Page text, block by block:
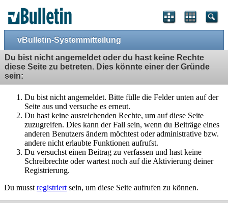
vBulletin-Systemmitteilung
Du bist nicht angemeldet oder du hast keine Rechte
diese Seite zu betreten. Dies könnte einer der Gründe
sein:
Du bist nicht angemeldet. Bitte fülle die Felder unten auf der
Seite aus und versuche es erneut.
Du hast keine ausreichenden Rechte, um auf diese Seite
zuzugreifen. Dies kann der Fall sein, wenn du Beiträge eines
anderen Benutzers ändern möchtest oder administrative bzw.
andere nicht erlaubte Funktionen aufrufst.
Du versuchst einen Beitrag zu verfassen und hast keine
Schreibrechte oder wartest noch auf die Aktivierung deiner
Registrierung.
Du musst registriert sein, um diese Seite aufrufen zu können.